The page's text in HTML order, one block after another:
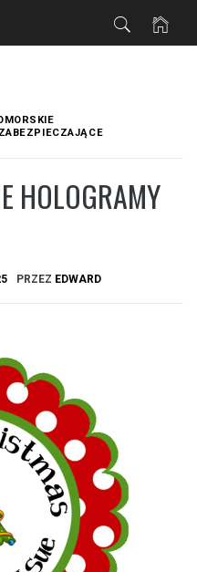
HOLOGRAMY
PRZEZ EDWARD